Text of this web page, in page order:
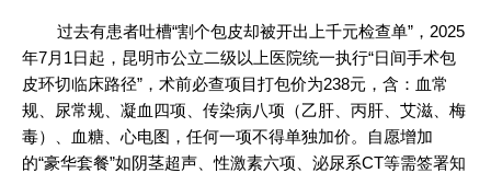
过去有患者吐槽“割个包皮却被开出上千元检查单”，2025
年7月1日起，昆明市公立二级以上医院统一执行“日间手术包
皮环切临床路径”，术前必查项目打包价为238元，含：血常
规、尿常规、凝血四项、传染病八项（乙肝、丙肝、艾滋、梅
毒）、血糖、心电图，任何一项不得单独加价。自愿增加
的“豪华套餐”如阴茎超声、性激素六项、泌尿系CT等需签署知